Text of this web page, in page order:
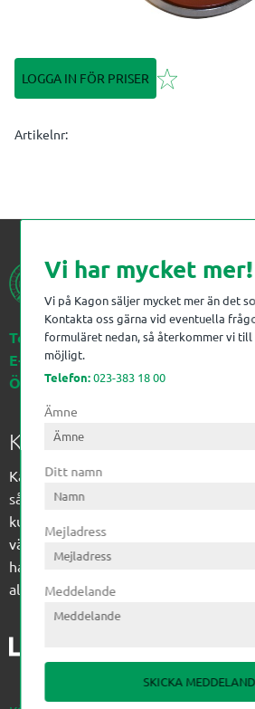
LOGGA IN FÖR PRISER Lägg till i
Artikelnr
Telefon:023-383 18 00
E-post:kagon@kagon.se
Öppettider:Måndag-Fredag, 07-16
Kagon AB
Kagon har sedan 1972 levererat
sågverksindustrin och övrig industri.
kunskap med optimeringslösningar
vägen fram till paketering/
har vi ett komplement sortiment av
allt ifrån slangtillverkning till
Vi har mycket mer!
Vi på Kagon säljer mycket mer än det
Kontakta oss gärna vid eventuella
formuläret nedan, så återkommer vi till
möjligt.
Telefon:023-383 18 00
Ämne
Ditt namn
Mejladress
Meddelande
SKICKA